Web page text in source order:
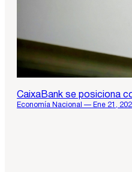
CaixaBank se posiciona
Economía Nacional — Ene 21,